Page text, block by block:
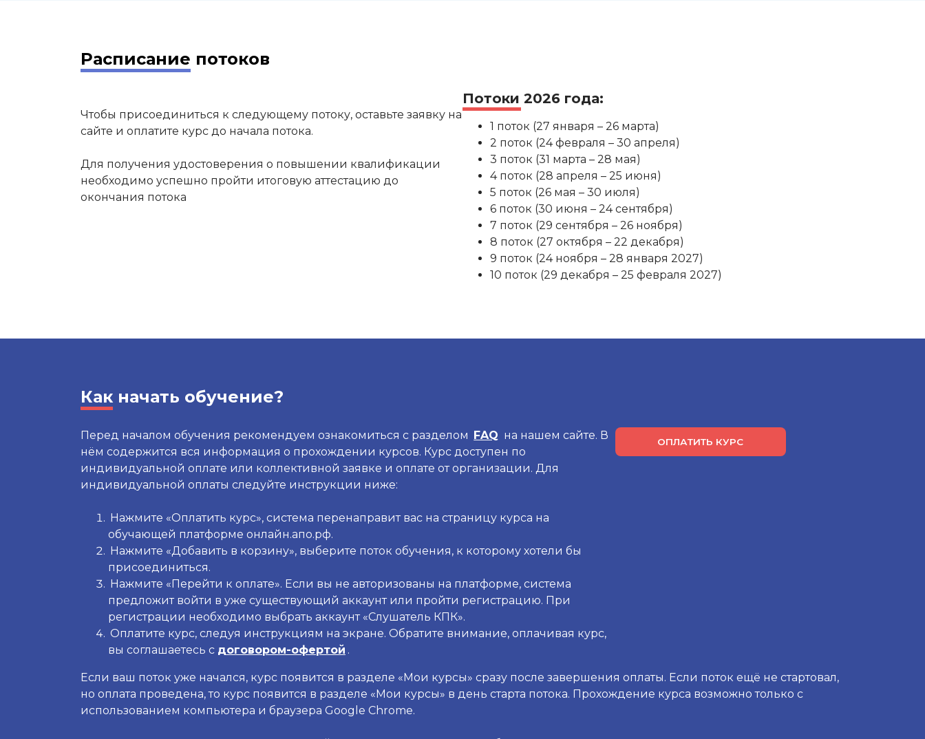
Расписание потоков
Чтобы присоединиться к следующему потоку, оставьте заявку на
сайте и оплатите курс до начала потока.
Для получения удостоверения о повышении квалификации
необходимо успешно пройти итоговую аттестацию до
окончания потока
Потоки 2026 года:
1 поток (27 января – 26 марта)
2 поток (24 февраля – 30 апреля)
3 поток (31 марта – 28 мая)
4 поток (28 апреля – 25 июня)
5 поток (26 мая – 30 июля)
6 поток (30 июня – 24 сентября)
7 поток (29 сентября – 26 ноября)
8 поток (27 октября – 22 декабря)
9 поток (24 ноября – 28 января 2027)
10 поток (29 декабря – 25 февраля 2027)
Как начать обучение?
Перед началом обучения рекомендуем ознакомиться с разделом FAQ на нашем сайте. В
нём содержится вся информация о прохождении курсов. Курс доступен по
индивидуальной оплате или коллективной заявке и оплате от организации. Для
индивидуальной оплаты следуйте инструкции ниже:
Нажмите «Оплатить курс», система перенаправит вас на страницу курса на
обучающей платформе онлайн.апо.рф.
Нажмите «Добавить в корзину», выберите поток обучения, к которому хотели бы
присоединиться.
Нажмите «Перейти к оплате». Если вы не авторизованы на платформе, система
предложит войти в уже существующий аккаунт или пройти регистрацию. При
регистрации необходимо выбрать аккаунт «Слушатель КПК».
Оплатите курс, следуя инструкциям на экране. Обратите внимание, оплачивая курс,
вы соглашаетесь с договором-офертой .
ОПЛАТИТЬ КУРС
Если ваш поток уже начался, курс появится в разделе «Мои курсы» сразу после завершения оплаты. Если поток ещё не стартовал,
но оплата проведена, то курс появится в разделе «Мои курсы» в день старта потока. Прохождение курса возможно только с
использованием компьютера и браузера Google Chrome.